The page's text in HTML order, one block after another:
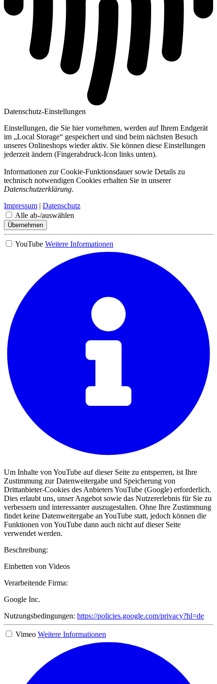
Datenschutz-Einstellungen
Einstellungen, die Sie hier vornehmen, werden auf Ihrem Endgerät
im „Local Storage“ gespeichert und sind beim nächsten Besuch
unseres Onlineshops wieder aktiv. Sie können diese Einstellungen
jederzeit ändern (Fingerabdruck-Icon links unten).
Informationen zur Cookie-Funktionsdauer sowie Details zu
technisch notwendigen Cookies erhalten Sie in unserer
Datenschutzerklärung.
Impressum | Datenschutz
Alle ab-/auswählen
Übernehmen
YouTube Weitere Informationen
Um Inhalte von YouTube auf dieser Seite zu entsperren, ist Ihre
Zustimmung zur Datenweitergabe und Speicherung von
Drittanbieter-Cookies des Anbieters YouTube (Google) erforderlich.
Dies erlaubt uns, unser Angebot sowie das Nutzererlebnis für Sie zu
verbessern und interessanter auszugestalten. Ohne Ihre Zustimmung
findet keine Datenweitergabe an YouTube statt, jedoch können die
Funktionen von YouTube dann auch nicht auf dieser Seite
verwendet werden.
Beschreibung:
Einbetten von Videos
Verarbeitende Firma:
Google Inc.
Nutzungsbedingungen: https://policies.google.com/privacy?hl=de
Vimeo Weitere Informationen